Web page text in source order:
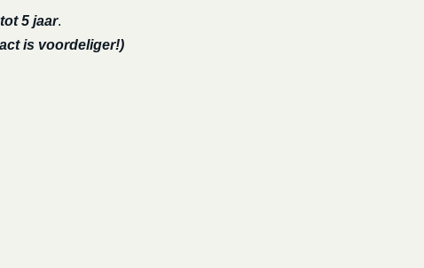
5 jaar.
is voordeliger!)